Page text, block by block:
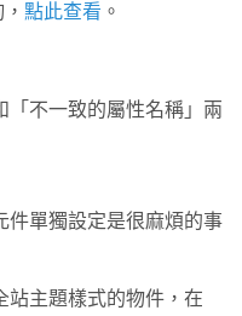
點此查看 。
「不一致的屬性名稱」兩
件單獨設定是很麻煩的事
站主題樣式的物件，在